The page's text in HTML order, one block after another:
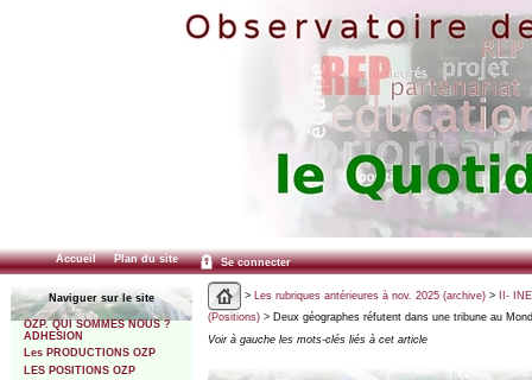
Accueil Plan du site Se connecter
Naviguer sur le site
OZP. QUI SOMMES NOUS ?
ADHESION
Les PRODUCTIONS OZP
LES POSITIONS OZP
> Les rubriques antérieures à nov. 2025 (archive)>
II-
(Positions)> Deux géographes réfutent dans une tribune au
Voir à gauche les mots-clés liés à cet article